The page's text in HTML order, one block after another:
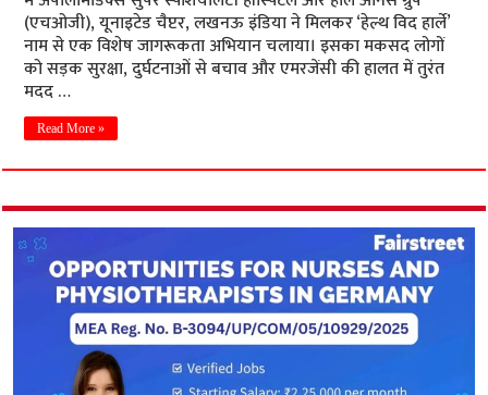
(एचओजी), यूनाइटेड चैप्टर, लखनऊ इंडिया ने मिलकर ‘हेल्थ विद हार्ले’
नाम से एक विशेष जागरूकता अभियान चलाया। इसका मकसद लोगों
को सड़क सुरक्षा, दुर्घटनाओं से बचाव और एमरजेंसी की हालत में तुरंत
मदद …
Read More »